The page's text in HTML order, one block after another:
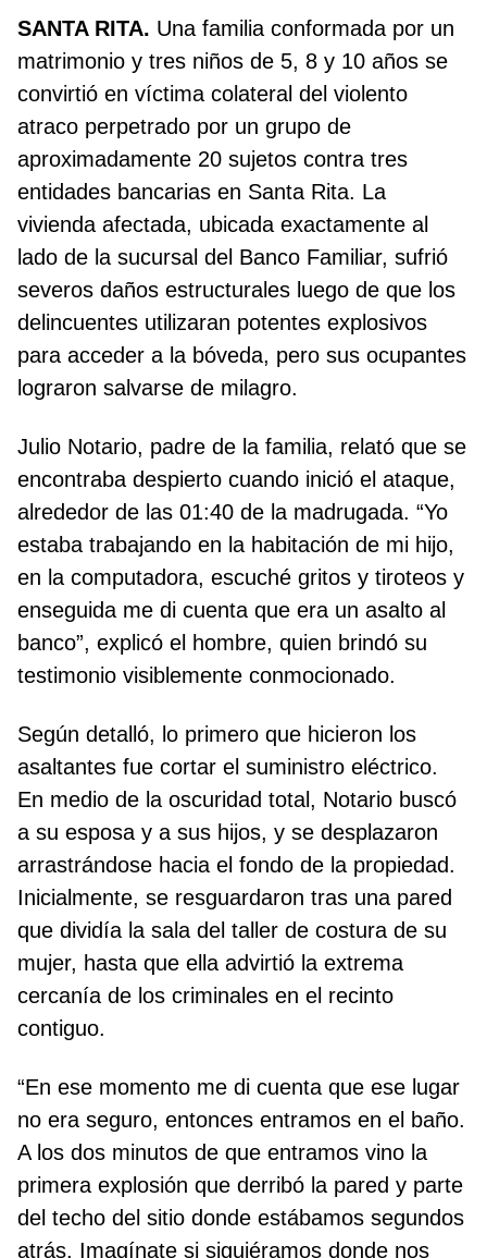
SANTA RITA. Una familia conformada por un
matrimonio y tres niños de 5, 8 y 10 años se
convirtió en víctima colateral del violento
atraco perpetrado por un grupo de
aproximadamente 20 sujetos contra tres
entidades bancarias en Santa Rita. La
vivienda afectada, ubicada exactamente al
lado de la sucursal del Banco Familiar, sufrió
severos daños estructurales luego de que los
delincuentes utilizaran potentes explosivos
para acceder a la bóveda, pero sus ocupantes
lograron salvarse de milagro.
Julio Notario, padre de la familia, relató que se
encontraba despierto cuando inició el ataque,
alrededor de las 01:40 de la madrugada. “Yo
estaba trabajando en la habitación de mi hijo,
en la computadora, escuché gritos y tiroteos y
enseguida me di cuenta que era un asalto al
banco”, explicó el hombre, quien brindó su
testimonio visiblemente conmocionado.
Según detalló, lo primero que hicieron los
asaltantes fue cortar el suministro eléctrico.
En medio de la oscuridad total, Notario buscó
a su esposa y a sus hijos, y se desplazaron
arrastrándose hacia el fondo de la propiedad.
Inicialmente, se resguardaron tras una pared
que dividía la sala del taller de costura de su
mujer, hasta que ella advirtió la extrema
cercanía de los criminales en el recinto
contiguo.
“En ese momento me di cuenta que ese lugar
no era seguro, entonces entramos en el baño.
A los dos minutos de que entramos vino la
primera explosión que derribó la pared y parte
del techo del sitio donde estábamos segundos
atrás. Imagínate si siguiéramos donde nos